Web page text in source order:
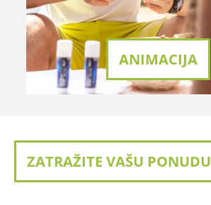
ANIMACIJA
ZATRAŽITE VAŠU PONUDU